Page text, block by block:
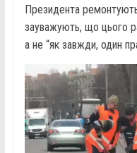
Президента
зауважують, що цього
а не “як завжди, один